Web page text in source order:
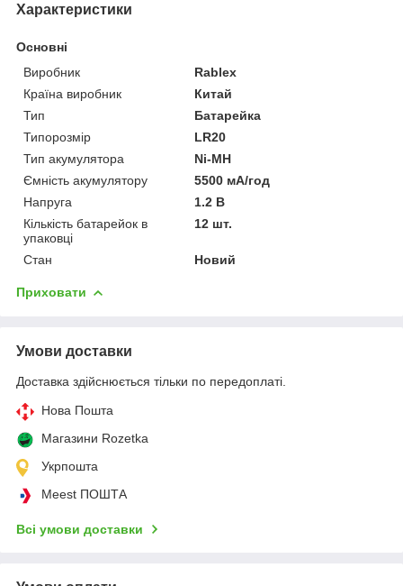
Характеристики
Основні
Виробник
Rablex
Країна виробник
Китай
Тип
Батарейка
Типорозмір
LR20
Тип акумулятора
Ni-MH
Ємність акумулятору
5500 мА/год
Напруга
1.2 В
Кількість батарейок в
упаковці
12 шт.
Стан Новий
Приховати
Умови доставки
Доставка здійснюється тільки по передоплаті.
Нова Пошта
Магазини Rozetka
Укрпошта
Meest ПОШТА
Всі умови доставки